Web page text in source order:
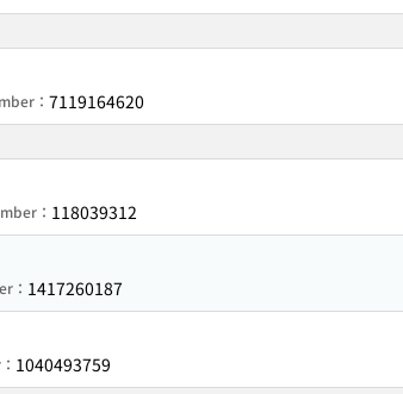
： 7119164620
： 118039312
： 1417260187
1040493759